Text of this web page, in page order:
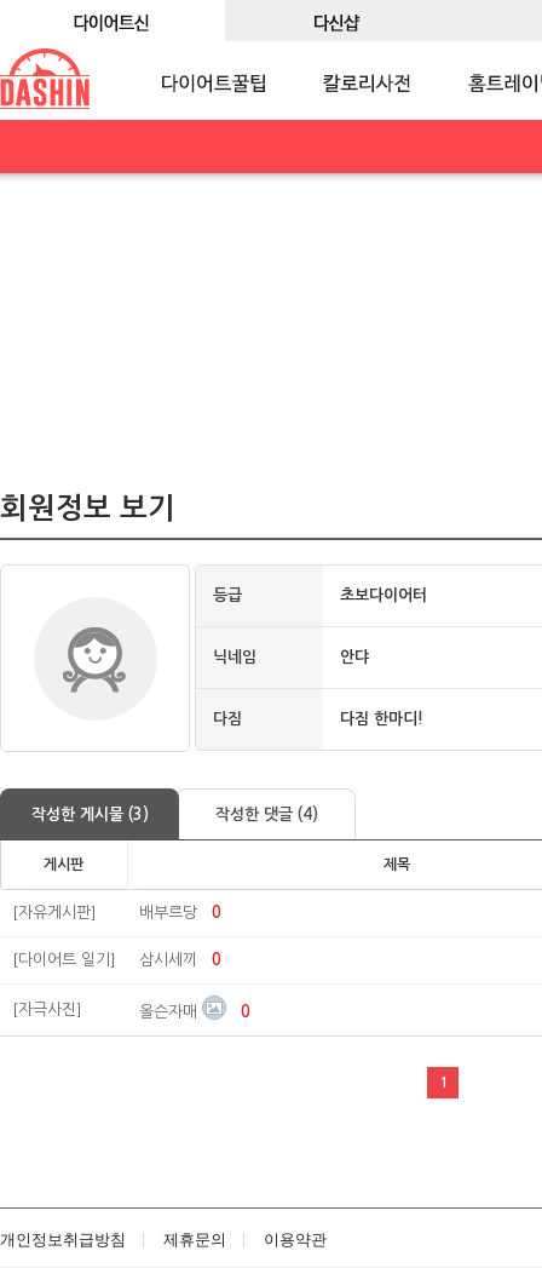
회원정보 보기
등급 초보다이어터
닉네임 안댜
다짐 다짐 한마디!
작성한 게시물 (3) 작성한 댓글 (4)
게시판 제목
[자유게시판] 배부르당 0
[다이어트 일기] 삼시세끼 0
[자극사진] 올슨자매 0
1
개인정보취급방침 제휴문의 이용약관